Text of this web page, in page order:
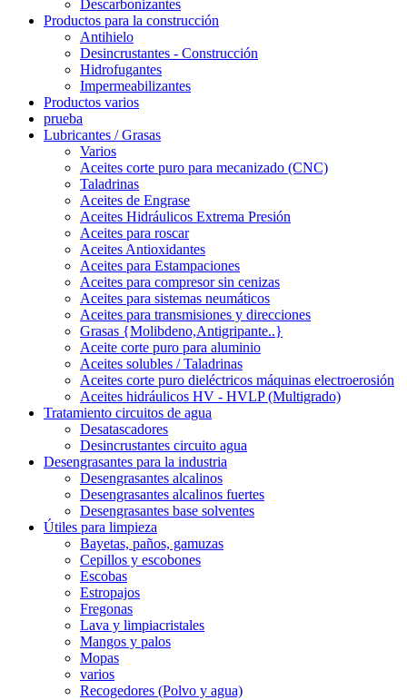
Descarbonizantes
Productos para la construcción
Antihielo
Desincrustantes - Construcción
Hidrofugantes
Impermeabilizantes
Productos varios
prueba
Lubricantes / Grasas
Varios
Aceites corte puro para mecanizado (CNC)
Taladrinas
Aceites de Engrase
Aceites Hidráulicos Extrema Presión
Aceites para roscar
Aceites Antioxidantes
Aceites para Estampaciones
Aceites para compresor sin cenizas
Aceites para sistemas neumáticos
Aceites para transmisiones y direcciones
Grasas {Molibdeno,Antigripante..}
Aceite corte puro para aluminio
Aceites solubles / Taladrinas
Aceites corte puro dieléctricos máquinas electroerosión
Aceites hidráulicos HV - HVLP (Multigrado)
Tratamiento circuitos de agua
Desatascadores
Desincrustantes circuito agua
Desengrasantes para la industria
Desengrasantes alcalinos
Desengrasantes alcalinos fuertes
Desengrasantes base solventes
Útiles para limpieza
Bayetas, paños, gamuzas
Cepillos y escobones
Escobas
Estropajos
Fregonas
Lava y limpiacristales
Mangos y palos
Mopas
varios
Recogedores (Polvo y agua)